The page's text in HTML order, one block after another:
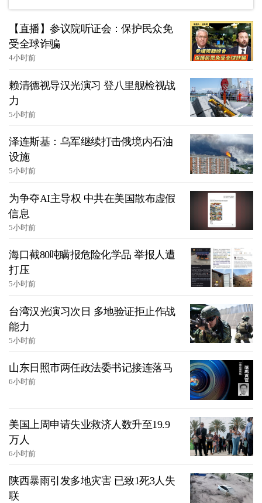
【直播】参议院听证会：保护民众免
受全球诈骗
4小时前
赖清德视导汉光演习 登八里舰检视战
力
5小时前
泽连斯基：乌军继续打击俄境内石油
设施
5小时前
为争夺AI主导权 中共在美国散布虚假
信息
5小时前
海口截80吨瞒报危险化学品 举报人遭
打压
5小时前
台湾汉光演习次日 多地验证拒止作战
能力
5小时前
山东日照市两任政法委书记接连落马
6小时前
美国上周申请失业救济人数升至19.9
万人
6小时前
陕西暴雨引发多地灾害 已致1死3人失
联